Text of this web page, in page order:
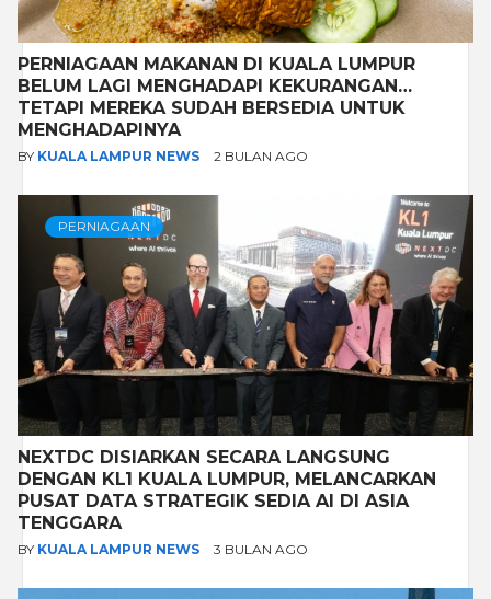
PERNIAGAAN MAKANAN DI KUALA LUMPUR
BELUM LAGI MENGHADAPI KEKURANGAN…
TETAPI MEREKA SUDAH BERSEDIA UNTUK
MENGHADAPINYA
BY KUALA LAMPUR NEWS 2 BULAN AGO
PERNIAGAAN
NEXTDC DISIARKAN SECARA LANGSUNG
DENGAN KL1 KUALA LUMPUR, MELANCARKAN
PUSAT DATA STRATEGIK SEDIA AI DI ASIA
TENGGARA
BY KUALA LAMPUR NEWS 3 BULAN AGO